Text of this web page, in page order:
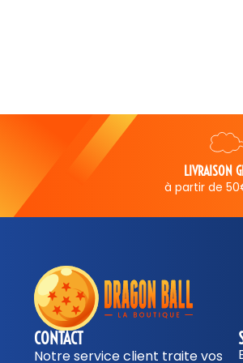
GRATUITE
50€ d’achat
SERVICE
5 jours
CONTACT
Notre service client traite vos